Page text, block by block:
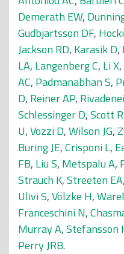
Demerath EW,
Gudbjartsson DF,
Jackson RD, Karasik D,
LA, Langenberg C, Li X,
AC, Padmanabhan S,
D, Reiner AP,
Schlessinger D,Scott
U,Vozzi D,Wilson JG,
Buring JE,Crisponi L,
FB, Liu S, Metspalu A,
Strauch K,Streeten EA,
Ulivi S,Völzke H,
Franceschini N,
Murray A,Stefansson
Perry JRB.